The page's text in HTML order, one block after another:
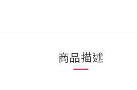
商品描述